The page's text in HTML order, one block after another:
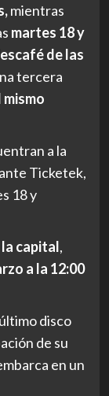
mientras
martes 18 y
de las
tercera
mismo
a la
Ticketek,
18 y
capital,
a la 12:00
disco
de su
en un